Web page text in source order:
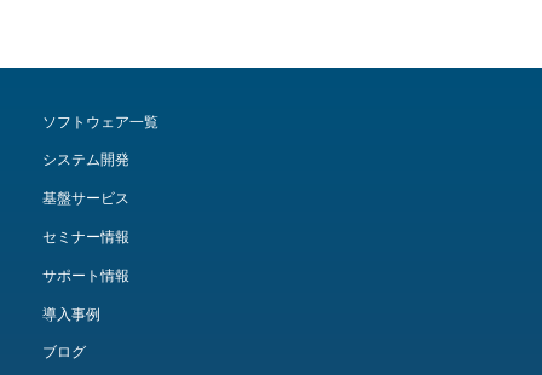
ソフトウェア一覧
システム開発
基盤サービス
セミナー情報
サポート情報
導入事例
ブログ